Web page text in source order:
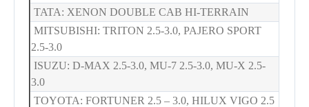
TATA: XENON DOUBLE CAB HI-TERRAIN
MITSUBISHI: TRITON 2.5-3.0, PAJERO SPORT
2.5-3.0
ISUZU: D-MAX 2.5-3.0, MU-7 2.5-3.0, MU-X 2.5-
3.0
TOYOTA: FORTUNER 2.5 – 3.0, HILUX VIGO 2.5